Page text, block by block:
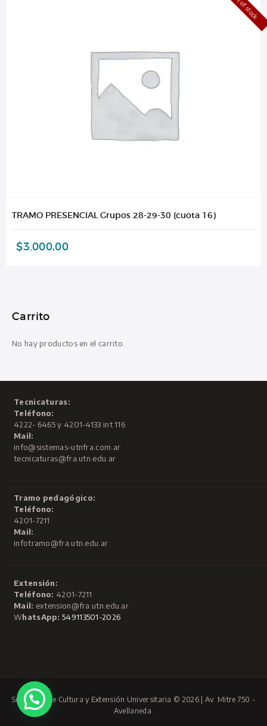
TRAMO PRESENCIAL Grupos 28-29-30 (cuota 16)
$3.000,00
Carrito
No hay productos en el carrito.
Tecnicaturas:
Teléfono:
4222- 6465 y 4201-4133 int 116
Mail:
info@sistemas-utnfra.com.ar
tecnicaturas@fra.utn.edu.ar
Tramo pedagógico:
Teléfono:
4201-7211
Mail:
infotramo@fra.utn.edu.ar
Extensión:
Teléfono: 4201-7211
Mail: extension@fra.utn.edu.ar
WhatsApp: 549113501-2026
Secretaría de Cultura y Extensión Universitaria © 2026 | Av. Mitre 750 -
Avellaneda.